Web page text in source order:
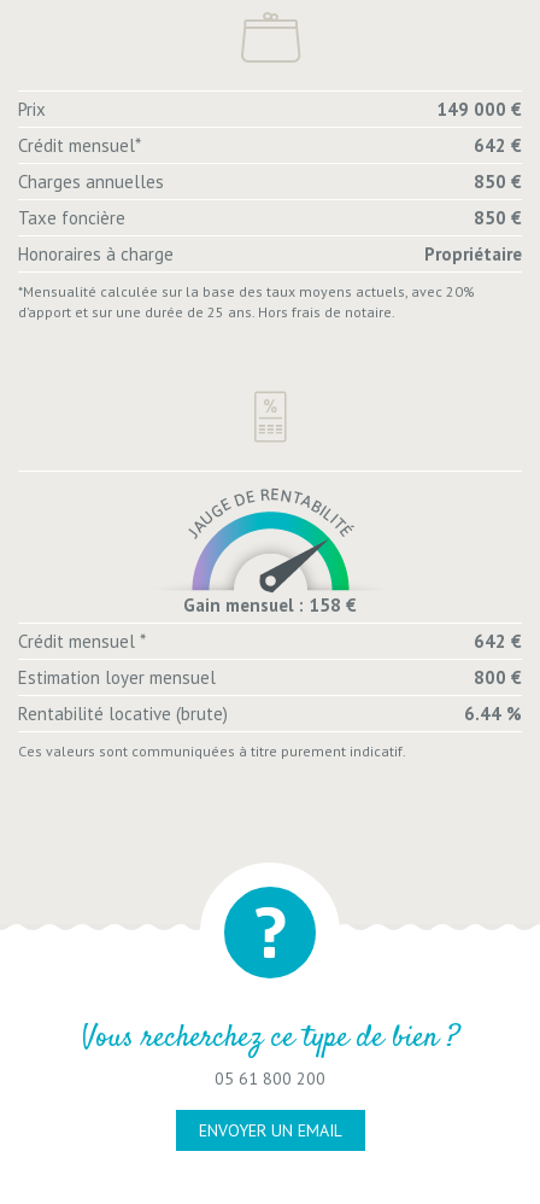
Prix
149 000 €
Crédit mensuel*
642 €
Charges annuelles
850 €
Taxe foncière
850 €
Honoraires à charge
Propriétaire
*Mensualité calculée sur la base des taux moyens actuels, avec 20%
d’apport et sur une durée de 25 ans. Hors frais de notaire.
Gain mensuel : 158 €
Crédit mensuel *
642 €
Estimation loyer mensuel
800 €
Rentabilité locative (brute)
6.44 %
Ces valeurs sont communiquées à titre purement indicatif.
Vous recherchez ce type de bien ?
05 61 800 200
ENVOYER UN EMAIL